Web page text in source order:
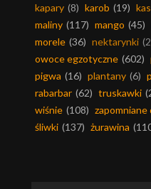
kapary (8) karob (19)
maliny (117) mango (45)
morele (36) nektarynki
owoce egzotyczne (602)
pigwa (16) plantany (6)
rabarbar (62) truskawki
wiśnie (108) zapomniane
śliwki (137) żurawina